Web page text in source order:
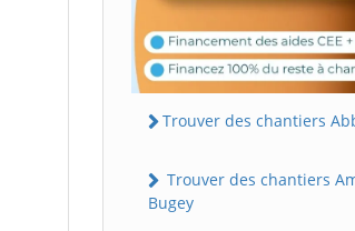
Trouver des chantiers
Trouver des chantiers
Bugey